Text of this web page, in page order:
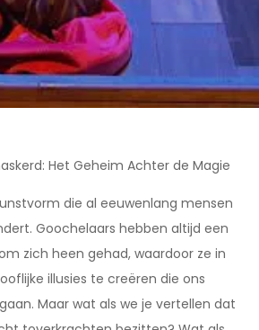
Het Geheim Achter de Magie
die al eeuwenlang mensen
Goochelaars hebben altijd een
zich heen gehad, waardoor ze in
illusies te creëren die ons
Maar wat als we je vertellen dat